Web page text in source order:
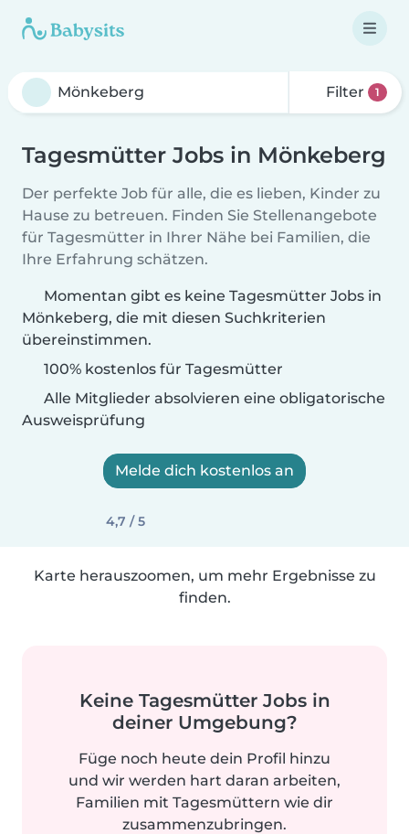
Filter 1
Tagesmütter Jobs in Mönkeberg
Der perfekte Job für alle, die es lieben, Kinder zu
Hause zu betreuen. Finden Sie Stellenangebote
für Tagesmütter in Ihrer Nähe bei Familien, die
Ihre Erfahrung schätzen.
Momentan gibt es keine Tagesmütter Jobs in
Mönkeberg, die mit diesen Suchkriterien
übereinstimmen.
100% kostenlos für Tagesmütter
Alle Mitglieder absolvieren eine obligatorische
Ausweisprüfung
Melde dich kostenlos an
4,7 / 5
Karte herauszoomen, um mehr Ergebnisse zu
finden.
Keine Tagesmütter Jobs in
deiner Umgebung?
Füge noch heute dein Profil hinzu
und wir werden hart daran arbeiten,
Familien mit Tagesmüttern wie dir
zusammenzubringen.